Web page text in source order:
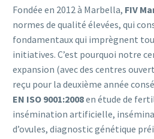
Fondée en 2012 à Marbella, FIV
normes de qualité élevées, qui
fondamentaux qui imprègnent
initiatives. C’est pourquoi notre
expansion (avec des centres
reçu pour la deuxième année
EN ISO 9001:2008en étude de
insémination artificielle,
d’ovules, diagnostic génétique